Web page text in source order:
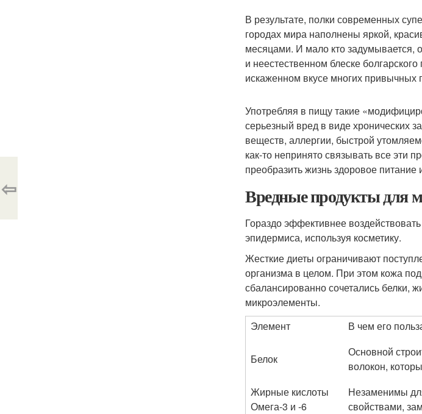
В результате, полки современных
городах мира наполнены яркой,
месяцами. И мало кто задумывается,
и неестественном блеске
искаженном вкусе многих привычных
Употребляя в пищу такие
серьезный вред в виде хронических
веществ, аллергии, быстрой
как-то непринято связывать все эти
преобразить жизнь здоровое питание
Вредные продукты для
Гораздо эффективнее
эпидермиса, используя косметику.
Жесткие диеты ограничивают
организма в целом. При этом кожа
сбалансированно сочетались белки,
микроэлементы.
Элемент
В чем его
Белок
Основной
волокон,
Жирные кислоты
Омега-3 и -6
Незаменимы
свойствами,
⇦